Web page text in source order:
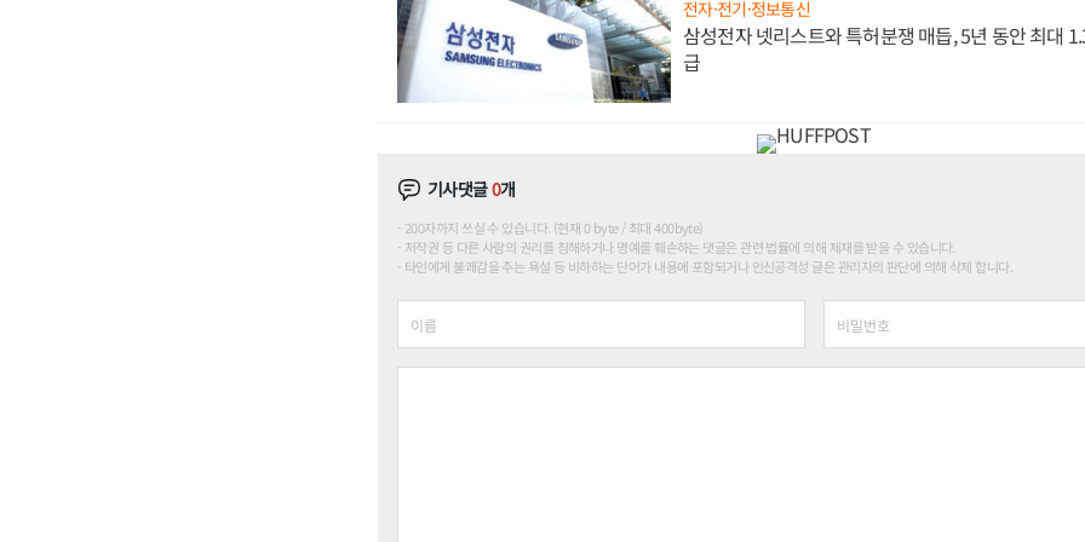
전자·전기·정보통신
삼성전자 넷리스트와 특허분쟁 매듭, 5년 동안 최대
급
기사댓글0개
200자까지 쓰실 수 있습니다. (현재 0 byte / 최대 400byte)
저작권 등 다른 사람의 권리를 침해하거나 명예를 훼손하는 댓글은 관련 법률에 의해 제재를 받을 수 있습니다.
타인에게 불쾌감을 주는 욕설 등 비하하는 단어가 내용에 포함되거나 인신공격성 글은 관리자의 판단에 의해 삭제 합니다.